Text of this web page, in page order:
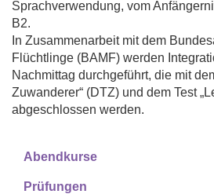
Sprachverwendung, vom
B2.
In Zusammenarbeit mit dem
Flüchtlinge (BAMF) werden
Nachmittag durchgeführt, die mit
Zuwanderer“ (DTZ) und dem Test
abgeschlossen werden.
Abendkurse
Prüfungen